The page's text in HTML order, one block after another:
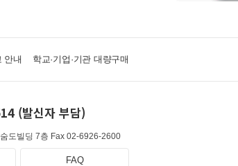
안내 학교·기업·기관 대량구매
(발신자 부담)
도빌딩 7층 Fax 02-6926-2600
FAQ